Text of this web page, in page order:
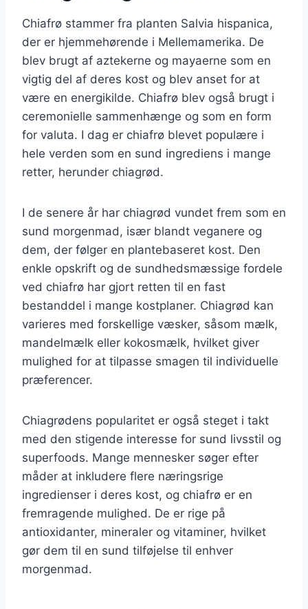
Chiafrø stammer fra planten Salvia hispanica,
der er hjemmehørende i Mellemamerika. De
blev brugt af aztekerne og mayaerne som en
vigtig del af deres kost og blev anset for at
være en energikilde. Chiafrø blev også brugt i
ceremonielle sammenhænge og som en form
for valuta. I dag er chiafrø blevet populære i
hele verden som en sund ingrediens i mange
retter, herunder chiagrød.
I de senere år har chiagrød vundet frem som en
sund morgenmad, især blandt veganere og
dem, der følger en plantebaseret kost. Den
enkle opskrift og de sundhedsmæssige fordele
ved chiafrø har gjort retten til en fast
bestanddel i mange kostplaner. Chiagrød kan
varieres med forskellige væsker, såsom mælk,
mandelmælk eller kokosmælk, hvilket giver
mulighed for at tilpasse smagen til individuelle
præferencer.
Chiagrødens popularitet er også steget i takt
med den stigende interesse for sund livsstil og
superfoods. Mange mennesker søger efter
måder at inkludere flere næringsrige
ingredienser i deres kost, og chiafrø er en
fremragende mulighed. De er rige på
antioxidanter, mineraler og vitaminer, hvilket
gør dem til en sund tilføjelse til enhver
morgenmad.